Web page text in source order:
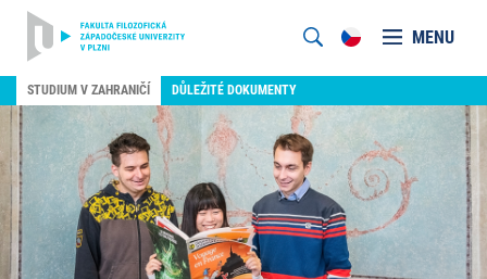
MENU
STUDIUM V ZAHRANIČÍ DŮLEŽITÉ DOKUMENTY